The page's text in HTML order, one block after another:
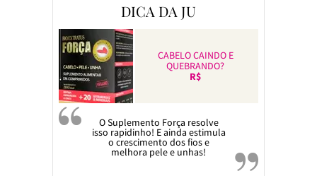
DICA DA JU
CABELO CAINDO E
QUEBRANDO?
R$
O Suplemento Força resolve
isso rapidinho! E ainda estimula
o crescimento dos fios e
melhora pele e unhas!